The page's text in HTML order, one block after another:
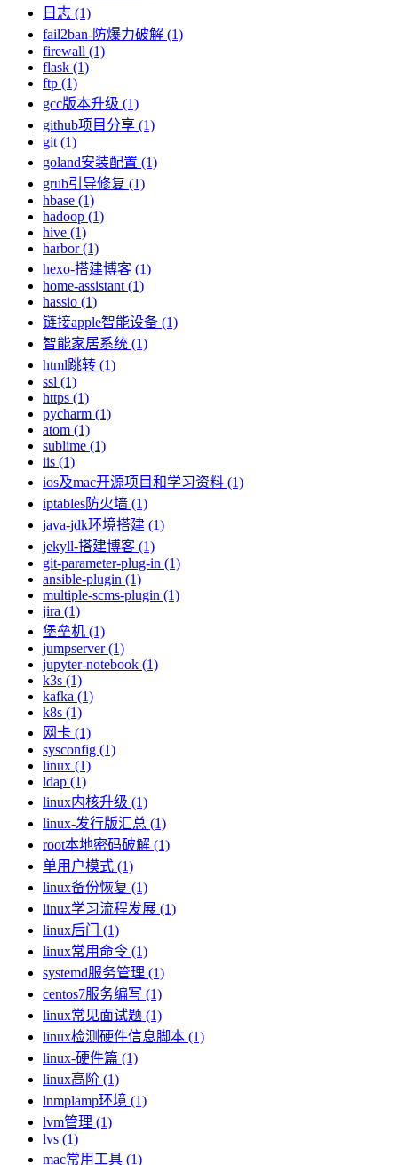
日志 (1)
fail2ban-防爆力破解 (1)
firewall (1)
flask (1)
ftp (1)
gcc版本升级 (1)
github项目分享 (1)
git (1)
goland安装配置 (1)
grub引导修复 (1)
hbase (1)
hadoop (1)
hive (1)
harbor (1)
hexo-搭建博客 (1)
home-assistant (1)
hassio (1)
链接apple智能设备 (1)
智能家居系统 (1)
html跳转 (1)
ssl (1)
https (1)
pycharm (1)
atom (1)
sublime (1)
iis (1)
ios及mac开源项目和学习资料 (1)
iptables防火墙 (1)
java-jdk环境搭建 (1)
jekyll-搭建博客 (1)
git-parameter-plug-in (1)
ansible-plugin (1)
multiple-scms-plugin (1)
jira (1)
堡垒机 (1)
jumpserver (1)
jupyter-notebook (1)
k3s (1)
kafka (1)
k8s (1)
网卡 (1)
sysconfig (1)
linux (1)
ldap (1)
linux内核升级 (1)
linux-发行版汇总 (1)
root本地密码破解 (1)
单用户模式 (1)
linux备份恢复 (1)
linux学习流程发展 (1)
linux后门 (1)
linux常用命令 (1)
systemd服务管理 (1)
centos7服务编写 (1)
linux常见面试题 (1)
linux检测硬件信息脚本 (1)
linux-硬件篇 (1)
linux高阶 (1)
lnmplamp环境 (1)
lvm管理 (1)
lvs (1)
mac常用工具 (1)